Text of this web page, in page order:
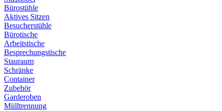
Bürostühle
Aktives Sitzen
Besucherstühle
Bürotische
Arbeitstische
Besprechungstische
Stauraum
Schränke
Container
Zubehör
Garderoben
Mülltrennung